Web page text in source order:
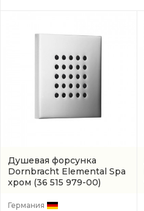
Душевая форсунка
Dornbracht Elemental Spa
хром (36 515 979-00)
Германия